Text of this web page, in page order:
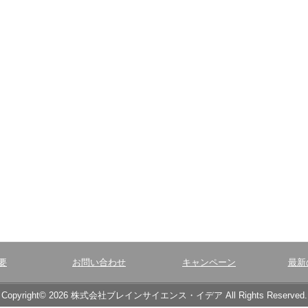
お問い合わせ キャンペーン 最新
Copyright© 2026 株式会社ブレインサイエンス・イデア All Rights Reserved.